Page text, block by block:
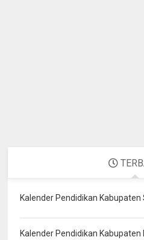
Kalender Pendidikan
Kalender Pendidikan